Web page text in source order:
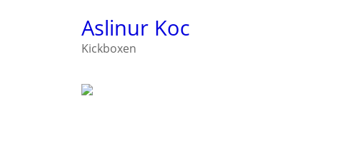
Aslinur Koc
Kickboxen